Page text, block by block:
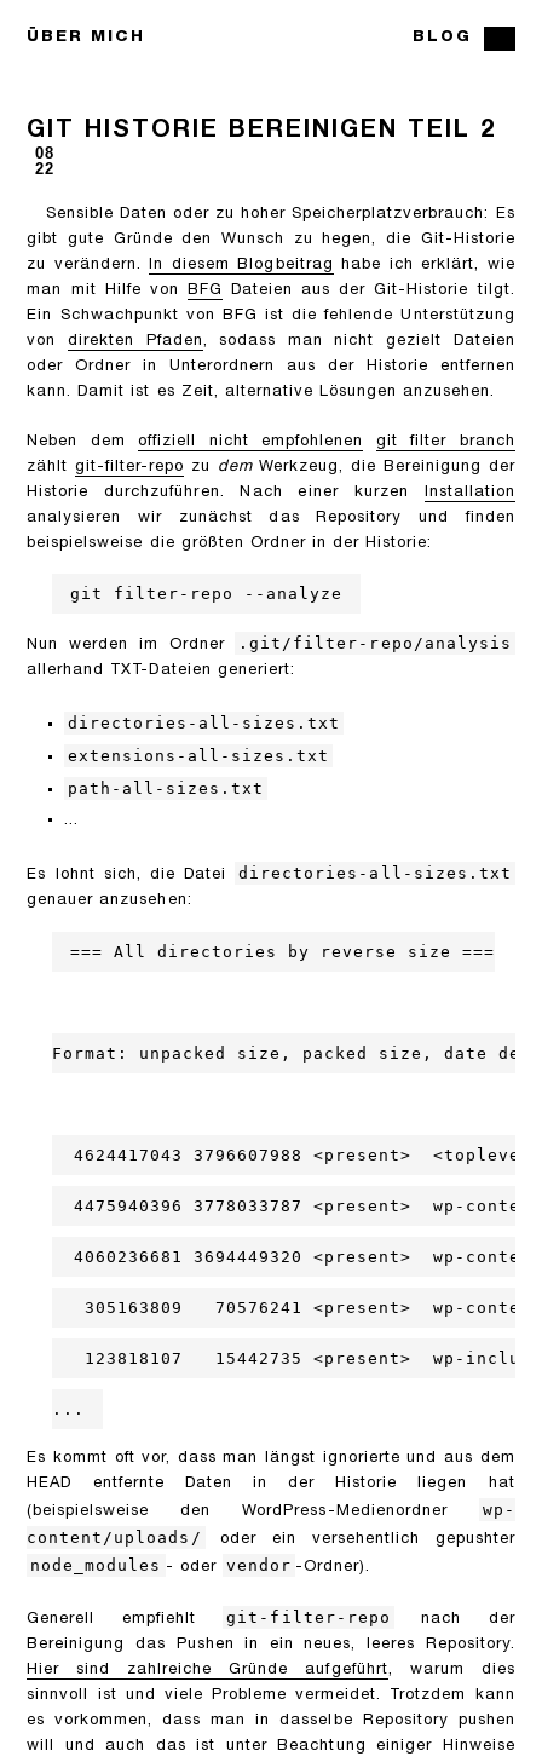
ÜBER MICH BLOG
GIT HISTORIE BEREINIGEN TEIL 2
08
22
Sensible Daten oder zu hoher Speicherplatzverbrauch: Es
gibt gute Gründe den Wunsch zu hegen, die Git-Historie
zu verändern.In diesem Blogbeitrag
habe ich erklärt, wie
man mit Hilfe von BFG
Dateien aus der Git-Historie tilgt.
Ein Schwachpunkt von BFG ist die fehlende Unterstützung
von direkten Pfaden, sodass man nicht gezielt Dateien
oder Ordner in Unterordnern aus der Historie entfernen
kann. Damit ist es Zeit, alternative Lösungen anzusehen.
Neben demoffiziell nicht empfohlenen
git filter branch
zähltgit-filter-repo zu demWerkzeug, die Bereinigung der
Historie durchzuführen. Nach einer kurzen Installation
analysieren wir zunächst das Repository und finden
beispielsweise die größten Ordner in der Historie:
git filter-repo --analyze
Nun werden im Ordner .git/filter-repo/analysis
allerhand TXT-Dateien generiert:
directories-all-sizes.txt
extensions-all-sizes.txt
path-all-sizes.txt
...
Es lohnt sich, die Datei directories-all-sizes.txt
genauer anzusehen:
=== All directories by reverse size ===
Format: unpacked size, packed size, date
4624417043 3796607988 <present>  <toplevel>
4475940396 3778033787 <present>  wp-content
4060236681 3694449320 <present>  wp-
305163809   70576241 <present>  wp-
123818107   15442735 <present>  wp-
...
Es kommt oft vor, dass man längst ignorierte und aus dem
HEAD entfernte Daten in der Historie liegen hat
(beispielsweise den WordPress-Medienordner
wp-
content/uploads/
oder ein versehentlich gepushter
node_modules - oder vendor -Ordner).
Generell empfiehlt git-filter-repo
nach der
Bereinigung das Pushen in ein neues, leeres Repository.
Hier sind zahlreiche Gründe aufgeführt, warum dies
sinnvoll ist und viele Probleme vermeidet. Trotzdem kann
es vorkommen, dass man in dasselbe Repository pushen
will und auch das ist unter Beachtung einiger Hinweise